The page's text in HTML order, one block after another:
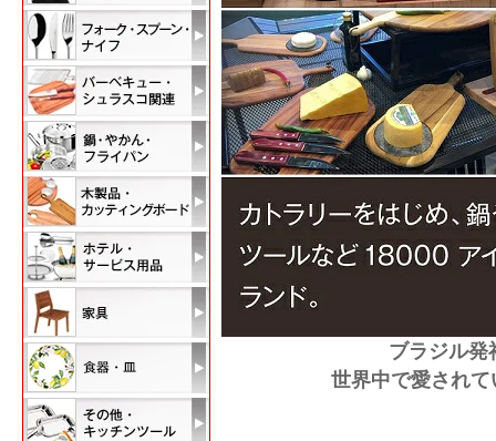
ブラジル発
世界中で愛され